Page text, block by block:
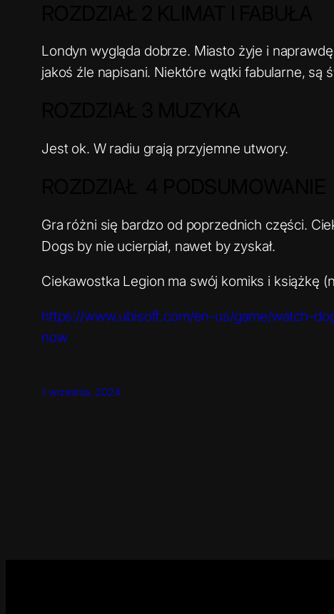
Londyn wygląda dobrze. Miasto żyje i
jakoś źle napisani. Niektóre wątki fabularne, są
Jest ok. W radiu grają przyjemne utwory.
Gra różni się bardzo od poprzednich części.
Dogs by nie ucierpiał, nawet by zyskał.
Ciekawostka Legion ma swój komiks i książkę
https://www.ubisoft.com/en-us/game/watch-
now
1 września, 2024